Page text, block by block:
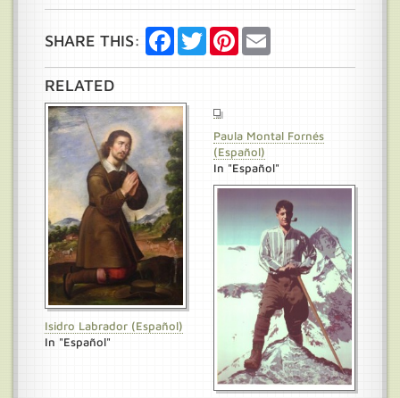
SHARE THIS: FacebookTwitterPinterest
RELATED
Isidro Labrador (Español)
In "Español"
Paula Montal Fornés
(Español)
In "Español"